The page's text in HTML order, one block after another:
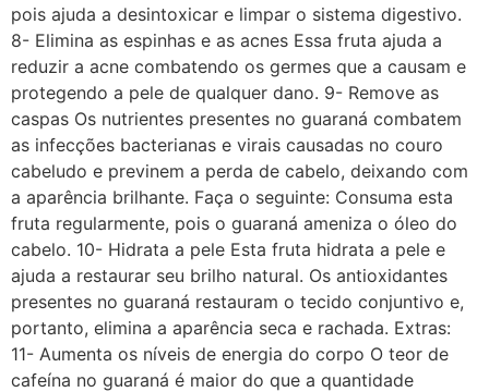
pois ajuda a desintoxicar e limpar o sistema digestivo.
8- Elimina as espinhas e as acnes Essa fruta ajuda a
reduzir a acne combatendo os germes que a causam e
protegendo a pele de qualquer dano. 9- Remove as
caspas Os nutrientes presentes no guaraná combatem
as infecções bacterianas e virais causadas no couro
cabeludo e previnem a perda de cabelo, deixando com
a aparência brilhante. Faça o seguinte: Consuma esta
fruta regularmente, pois o guaraná ameniza o óleo do
cabelo. 10- Hidrata a pele Esta fruta hidrata a pele e
ajuda a restaurar seu brilho natural. Os antioxidantes
presentes no guaraná restauram o tecido conjuntivo e,
portanto, elimina a aparência seca e rachada. Extras:
11- Aumenta os níveis de energia do corpo O teor de
cafeína no guaraná é maior do que a quantidade